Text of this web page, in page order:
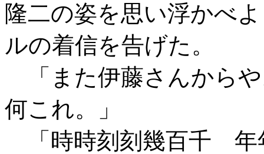
隆二の姿を思い浮かべ
ルの着信を告げた。
「また伊藤さんから
何これ。」
「時時刻刻幾百千 年